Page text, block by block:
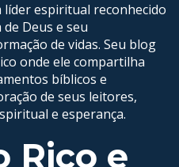
líder espiritual reconhecido
Deus e seu
de vidas. Seu blog
onde ele compartilha
bíblicos e
de seus leitores,
e esperança.
Rico e